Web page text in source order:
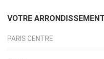
VOTRE ARRONDISSEMENT
PARIS CENTRE